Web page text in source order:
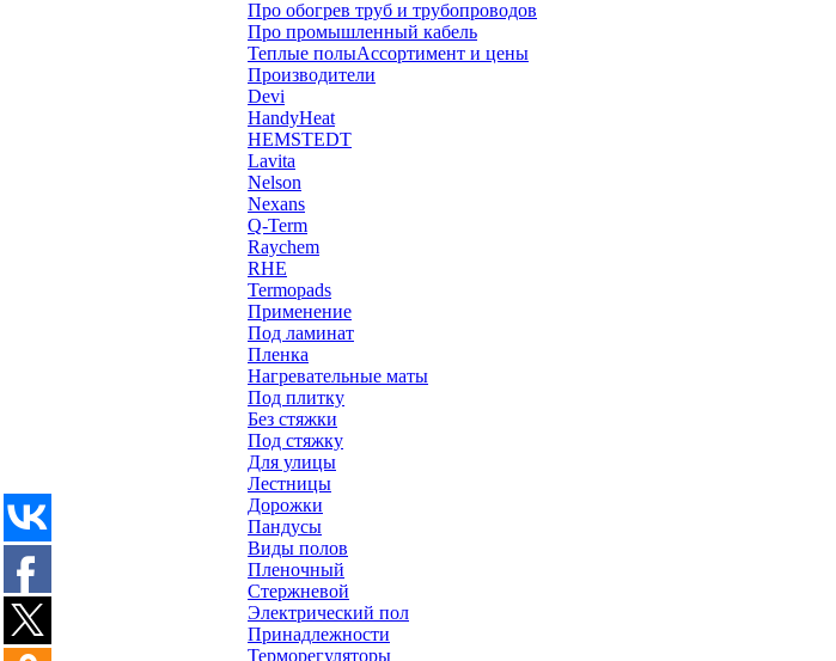
Про обогрев труб и трубопроводов
Про промышленный кабель
Теплые полыАссортимент и цены
Производители
Devi
HandyHeat
HEMSTEDT
Lavita
Nelson
Nexans
Q-Term
Raychem
RHE
Termopads
Применение
Под ламинат
Пленка
Нагревательные маты
Под плитку
Без стяжки
Под стяжку
Для улицы
Лестницы
Дорожки
Пандусы
Виды полов
Пленочный
Стержневой
Электрический пол
Принадлежности
Терморегуляторы